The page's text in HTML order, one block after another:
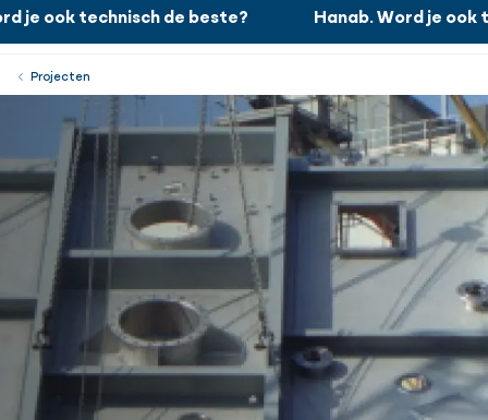
Hanab. Word je ook technisch de beste?
je ook technisch de beste? Hanab. Word je ook
Werken bij Menu
Projecten
Sluiten